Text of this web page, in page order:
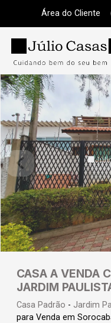
Área do Cliente
CASA A VENDA
JARDIM
Casa Padrão - Jardim
para Venda em